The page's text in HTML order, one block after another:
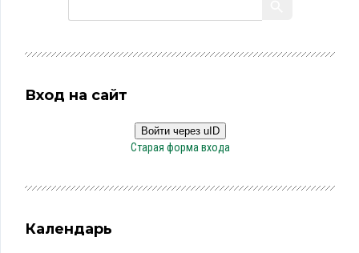
Вход на сайт
Войти через uID
Старая форма входа
Календарь